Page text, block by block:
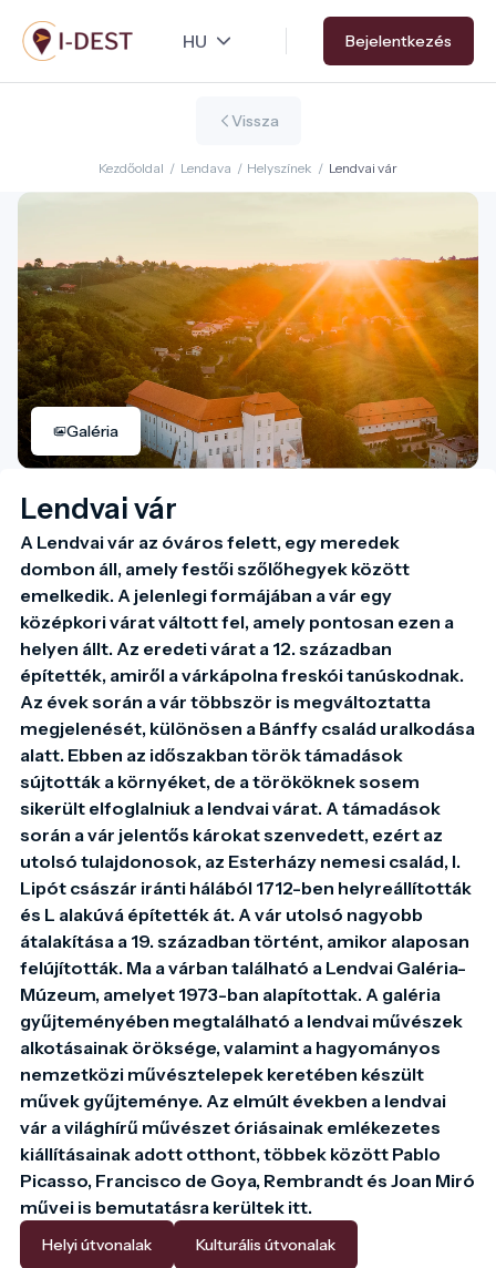
Ugrás
a
tartalomra
Bejelentkezés
Vissza
Kezdőoldal / Lendava / Helyszínek / Lendvai vár
Galéria
Lendvai vár
A Lendvai vár az óváros felett, egy meredek
dombon áll, amely festői szőlőhegyek között
emelkedik. A jelenlegi formájában a vár egy
középkori várat váltott fel, amely pontosan ezen a
helyen állt. Az eredeti várat a 12. században
építették, amiről a várkápolna freskói tanúskodnak.
Az évek során a vár többször is megváltoztatta
megjelenését, különösen a Bánffy család uralkodása
alatt. Ebben az időszakban török támadások
sújtották a környéket, de a törököknek sosem
sikerült elfoglalniuk a lendvai várat. A támadások
során a vár jelentős károkat szenvedett, ezért az
utolsó tulajdonosok, az Esterházy nemesi család, I.
Lipót császár iránti hálából 1712-ben helyreállították
és L alakúvá építették át. A vár utolsó nagyobb
átalakítása a 19. században történt, amikor alaposan
felújították. Ma a várban található a Lendvai Galéria-
Múzeum, amelyet 1973-ban alapítottak. A galéria
gyűjteményében megtalálható a lendvai művészek
alkotásainak öröksége, valamint a hagyományos
nemzetközi művésztelepek keretében készült
művek gyűjteménye. Az elmúlt években a lendvai
vár a világhírű művészet óriásainak emlékezetes
kiállításainak adott otthont, többek között Pablo
Picasso, Francisco de Goya, Rembrandt és Joan Miró
művei is bemutatásra kerültek itt.
Helyi útvonalak Kulturális útvonalak